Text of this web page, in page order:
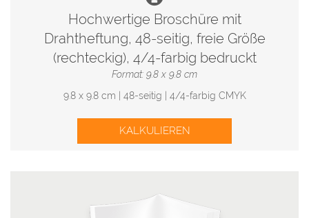
Hochwertige Broschüre mit
Drahtheftung, 48-seitig, freie Größe
(rechteckig), 4/4-farbig bedruckt
Format: 9.8 x 9.8 cm
9.8 x 9.8 cm | 48-seitig | 4/4-farbig CMYK
KALKULIEREN